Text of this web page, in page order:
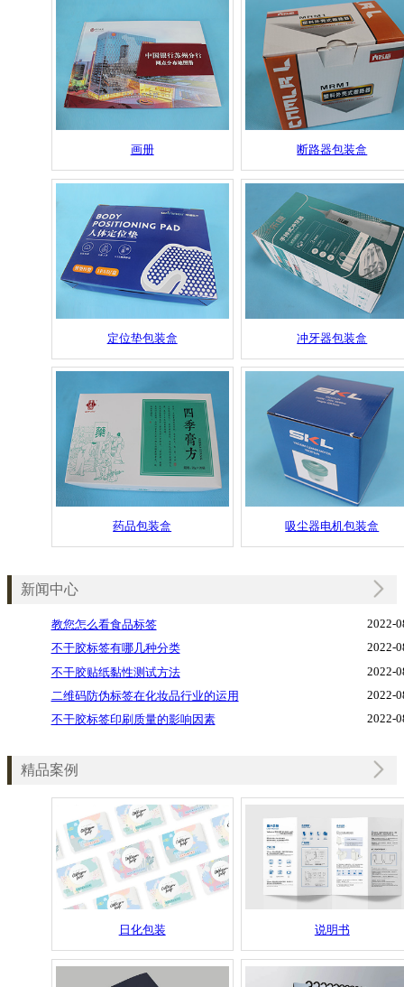
画册 断路器包装盒
定位垫包装盒 冲牙器包装盒
药品包装盒 吸尘器电机包装盒
新闻中心
教您怎么看食品标签
2022-
不干胶标签有哪几种分类
2022-
不干胶贴纸黏性测试方法
2022-
二维码防伪标签在化妆品行业的运用
2022-
不干胶标签印刷质量的影响因素
2022-
精品案例
日化包装 说明书